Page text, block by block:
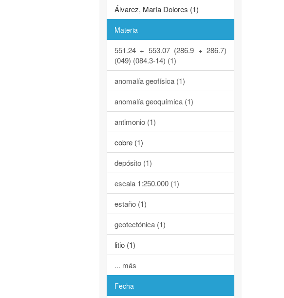
Álvarez, María Dolores (1)
Materia
551.24 + 553.07 (286.9 + 286.7)
(049) (084.3-14) (1)
anomalía geofísica (1)
anomalía geoquímica (1)
antimonio (1)
cobre (1)
depósito (1)
escala 1:250.000 (1)
estaño (1)
geotectónica (1)
litio (1)
... más
Fecha